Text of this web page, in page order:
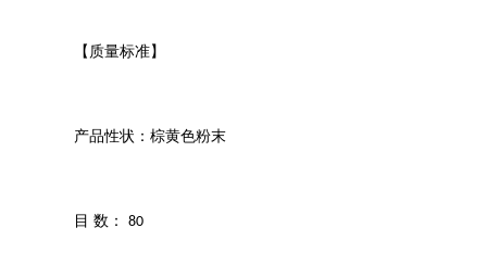
【质量标准】
产品性状：棕黄色粉末
目 数： 80